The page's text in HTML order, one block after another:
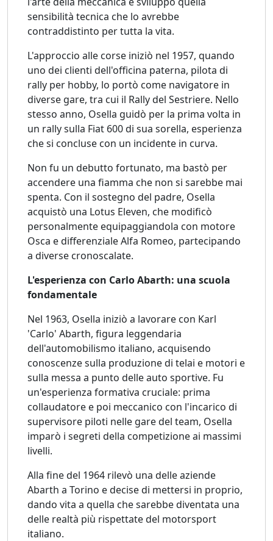
sensibilità tecnica che lo avrebbe
contraddistinto per tutta la vita.
L'approccio alle corse iniziò nel 1957, quando
uno dei clienti dell'officina paterna, pilota di
rally per hobby, lo portò come navigatore in
diverse gare, tra cui il Rally del Sestriere. Nello
stesso anno, Osella guidò per la prima volta in
un rally sulla Fiat 600 di sua sorella, esperienza
che si concluse con un incidente in curva.
Non fu un debutto fortunato, ma bastò per
accendere una fiamma che non si sarebbe mai
spenta. Con il sostegno del padre, Osella
acquistò una Lotus Eleven, che modificò
personalmente equipaggiandola con motore
Osca e differenziale Alfa Romeo, partecipando
a diverse cronoscalate.
L'esperienza con Carlo Abarth: una scuola
fondamentale
Nel 1963, Osella iniziò a lavorare con Karl
'Carlo' Abarth, figura leggendaria
dell'automobilismo italiano, acquisendo
conoscenze sulla produzione di telai e motori e
sulla messa a punto delle auto sportive. Fu
un'esperienza formativa cruciale: prima
collaudatore e poi meccanico con l'incarico di
supervisore piloti nelle gare del team, Osella
imparò i segreti della competizione ai massimi
livelli.
Alla fine del 1964 rilevò una delle aziende
Abarth a Torino e decise di mettersi in proprio,
dando vita a quella che sarebbe diventata una
delle realtà più rispettate del motorsport
italiano.